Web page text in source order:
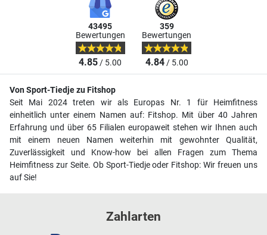
43495
Bewertungen
4.85/ 5.00
359
Bewertungen
4.84/ 5.00
Von Sport-Tiedje zu Fitshop
Seit Mai 2024 treten wir als Europas Nr. 1 für Heimfitness
einheitlich unter einem Namen auf: Fitshop. Mit über 40 Jahren
Erfahrung und über 65 Filialen europaweit stehen wir Ihnen auch
mit einem neuen Namen weiterhin mit gewohnter Qualität,
Zuverlässigkeit und Know-how bei allen Fragen zum Thema
Heimfitness zur Seite. Ob Sport-Tiedje oder Fitshop: Wir freuen uns
auf Sie!
Zahlarten